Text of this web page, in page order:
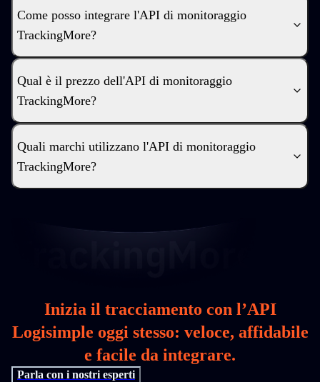
Come posso integrare l'API di monitoraggio
TrackingMore?
Qual è il prezzo dell'API di monitoraggio
TrackingMore?
Quali marchi utilizzano l'API di monitoraggio
TrackingMore?
Inizia il tracciamento con l’API
Logisimple oggi stesso: veloce, affidabile
e facile da integrare.
Parla con i nostri esperti